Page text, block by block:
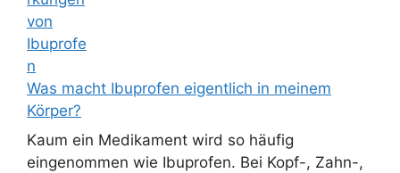
Was macht Ibuprofen eigentlich in meinem
Körper?
Kaum ein Medikament wird so häufig
eingenommen wie Ibuprofen. Bei Kopf-, Zahn-,